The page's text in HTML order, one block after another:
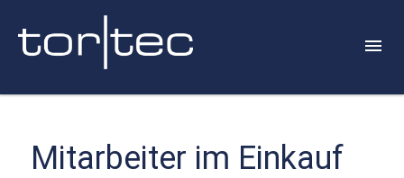
Mitarbeiter im Einkauf